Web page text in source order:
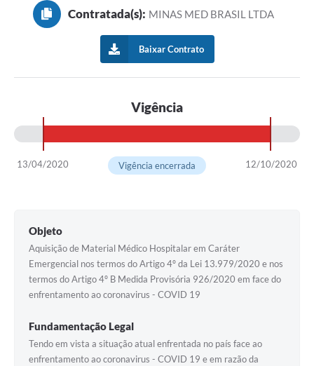
Contratada(s): MINAS MED BRASIL LTDA
Baixar Contrato
Vigência
13/04/2020 12/10/2020
Vigência encerrada
Objeto
Aquisição de Material Médico Hospitalar em Caráter
Emergencial nos termos do Artigo 4º da Lei 13.979/2020 e nos
termos do Artigo 4º B Medida Provisória 926/2020 em face do
enfrentamento ao coronavirus - COVID 19
Fundamentação Legal
Tendo em vista a situação atual enfrentada no país face ao
enfrentamento ao coronavirus - COVID 19 e em razão da